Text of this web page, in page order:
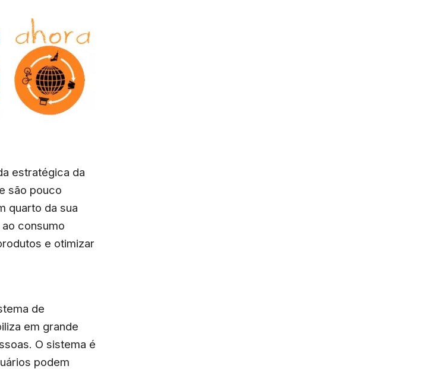
estratégica da
são pouco
quarto da sua
consumo
e otimizar
de
em grande
O sistema é
podem